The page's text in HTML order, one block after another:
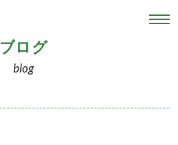
ブログ
blog